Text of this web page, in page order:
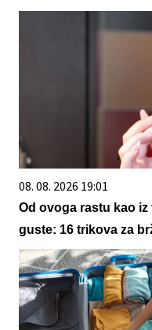
08. 08. 2026 19:01
Od ovoga rastu kao
guste: 16 trikova za